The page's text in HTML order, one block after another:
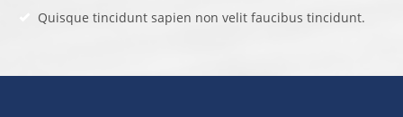
Quisque tincidunt sapien non velit faucibus tincidunt.